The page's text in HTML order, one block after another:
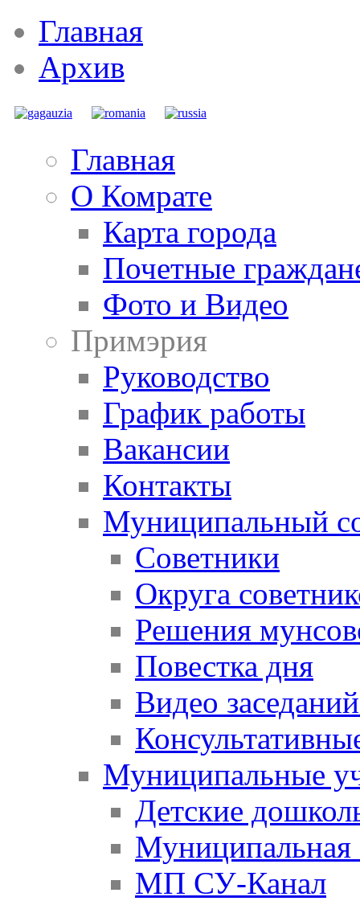
Главная
Архив
Главная
О Комрате
Карта города
Почетные
Фото и Видео
Примэрия
Руководство
График работы
Вакансии
Контакты
Муниципальный
Советники
Округа
Решения
Повестка дня
Видео
Муниципальные
Детские
Муниципальная
МП СУ-Канал